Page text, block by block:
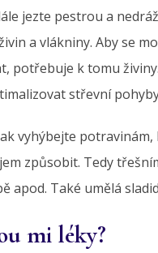
jezte pestrou a
a vlákniny. Aby se
potřebuje k tomu
střevní
vyhýbejte
způsobit. Tedy
apod. Také umělá
mi léky?